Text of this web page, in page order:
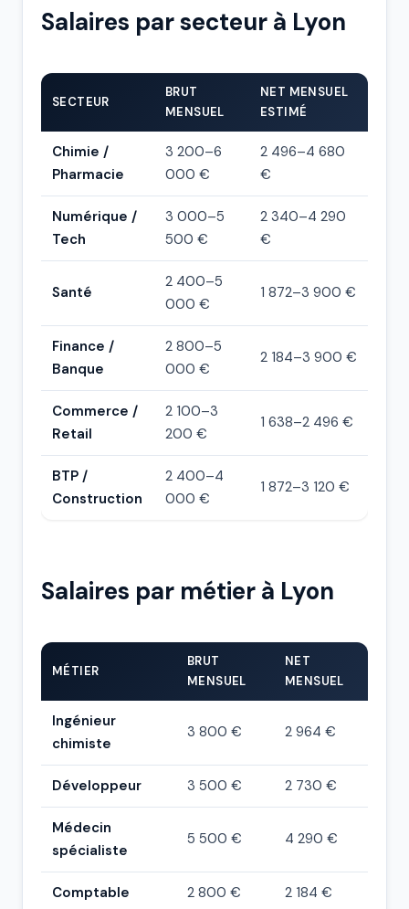
Salaires par secteur à Lyon
SECTEUR
BRUT
MENSUEL
NET MENSUEL
ESTIMÉ
Chimie /
Pharmacie
3 200–6
000 €
2 496–4 680
€
Numérique /
Tech
3 000–5
500 €
2 340–4 290
€
Santé
2 400–5
000 €
1 872–3 900 €
Finance /
Banque
2 800–5
000 €
2 184–3 900 €
Commerce /
Retail
2 100–3
200 €
1 638–2 496 €
BTP /
Construction
2 400–4
000 €
1 872–3 120 €
Salaires par métier à Lyon
MÉTIER
BRUT
MENSUEL
NET
MENSUEL
Ingénieur
chimiste
3 800 € 2 964 €
Développeur 3 500 € 2 730 €
Médecin
spécialiste
5 500 € 4 290 €
Comptable 2 800 € 2 184 €